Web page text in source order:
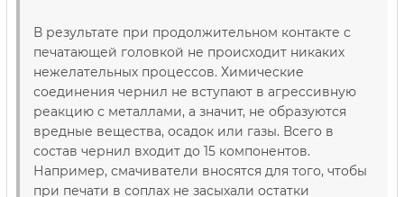
В результате при продолжительном контакте с
печатающей головкой не происходит никаких
нежелательных процессов. Химические
соединения чернил не вступают в агрессивную
реакцию с металлами, а значит, не образуются
вредные вещества, осадок или газы. Всего в
состав чернил входит до 15 компонентов.
Например, смачиватели вносятся для того, чтобы
при печати в соплах не засыхали остатки